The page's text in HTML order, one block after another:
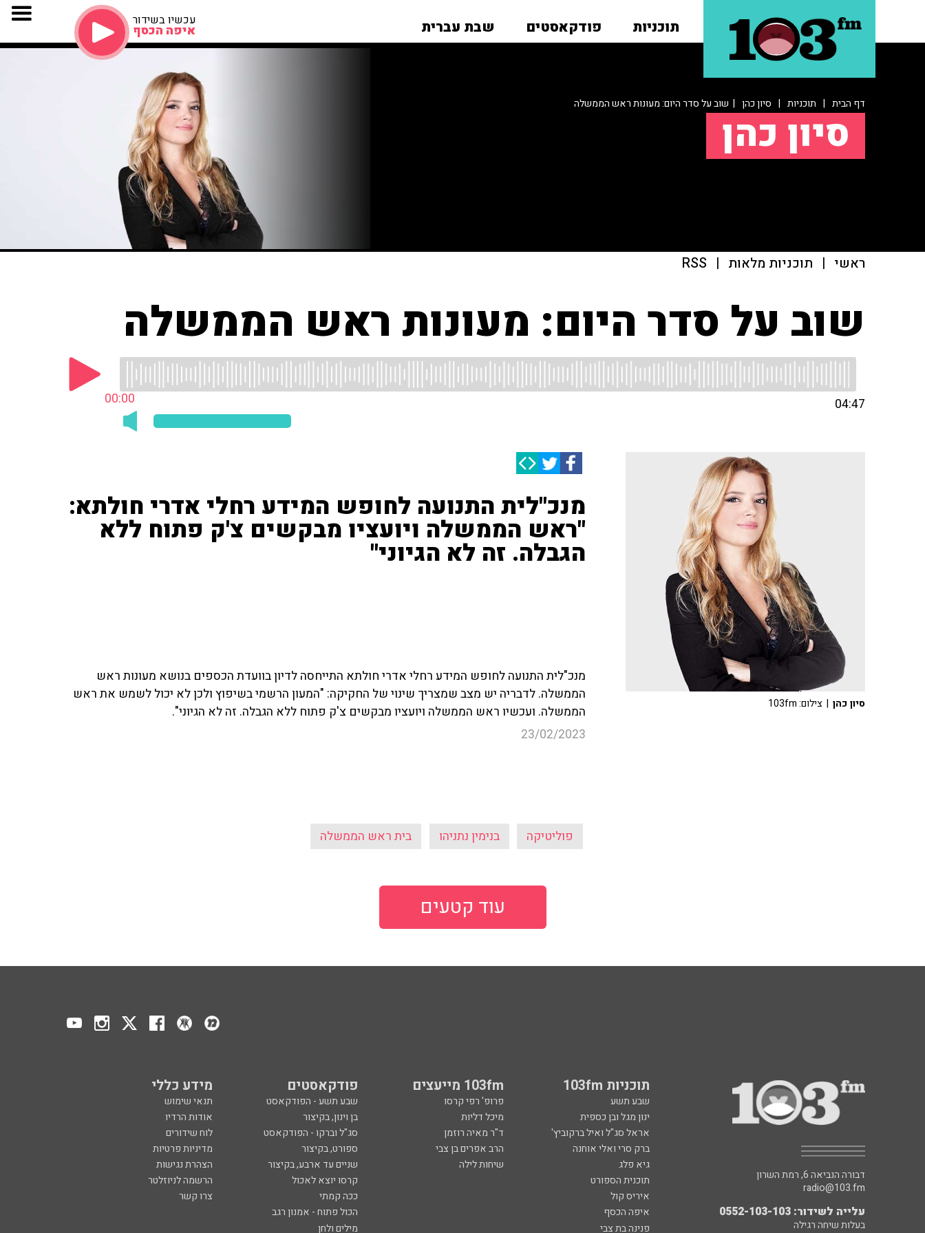
תוכניות פודקאסטים שבת עברית עכשיו בשידור
איפה הכסף
דף הבית | תוכניות | סיון כהן | שוב על סדר היום: מעונות ראש הממשלה
סיון כהן
ראשי | תוכניות מלאות |
RSS
שוב על סדר היום: מעונות ראש הממשלה
00:00 04:47
מנכ"לית התנועה לחופש המידע רחלי אדרי חולתא:
"ראש הממשלה ויועציו מבקשים צ'ק פתוח ללא
הגבלה. זה לא הגיוני"
מנכ"לית התנועה לחופש המידע רחלי אדרי חולתא התייחסה לדיון בוועדת הכספים בנושא מעונות ראש
הממשלה. לדבריה יש מצב שמצריך שינוי של החקיקה: "המעון הרשמי בשיפוץ ולכן לא יכול לשמש את ראש
הממשלה. ועכשיו ראש הממשלה ויועציו מבקשים צ'ק פתוח ללא הגבלה. זה לא הגיוני".
23/02/2023
פוליטיקה בנימין נתניהו בית ראש הממשלה
סיון כהן | צילום: 103fm
עוד קטעים
תוכניות 103fm 103fm מייעצים פודקאסטים מידע כללי
שבע תשע פרופ' רפי קרסו שבע תשע - הפודקאסט
תנאי שימוש
ינון מגל ובן כספית
מיכל דליות בן וינון, בקיצור
אודות הרדיו
אראל סג"ל ואיל ברקוביץ'
ד"ר מאיה רוזמן סג"ל וברקו - הפודקאסט
לוח שידורים
ברק סרי ואלי אוחנה
הרב אפרים בן צבי ספורט, בקיצור
מדיניות פרטיות
גיא פלג
שיחות לילה שניים עד ארבע, בקיצור
הצהרת נגישות
תוכנית הספורט
קרסו יוצא לאכול
הרשמה לניוזלטר
איריס קול
ככה קמתי
צרו קשר
איפה הכסף
הכול פתוח - אמנון רגב
פנינה בת צבי
מילים ולחן
דבורה הנביאה 6, רמת השרון
radio@103.fm
עלייה לשידור: 0552-103-103
בעלות שיחה רגילה